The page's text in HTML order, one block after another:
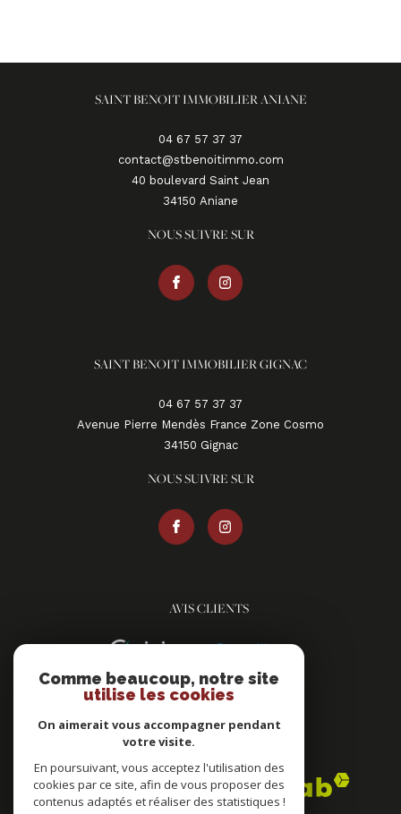
SAINT BENOIT IMMOBILIER ANIANE
04 67 57 37 37
contact@stbenoitimmo.com
40 boulevard Saint Jean
34150
aniane
NOUS SUIVRE SUR
SAINT BENOIT IMMOBILIER GIGNAC
04 67 57 37 37
Avenue Pierre Mendès France Zone Cosmo
34150
gignac
NOUS SUIVRE SUR
AVIS CLIENTS
ADHÉRENTS
Comme beaucoup, notre site
utilise les cookies
On aimerait vous accompagner pendant
votre visite.
En poursuivant, vous acceptez l'utilisation des
cookies par ce site, afin de vous proposer des
contenus adaptés et réaliser des statistiques !